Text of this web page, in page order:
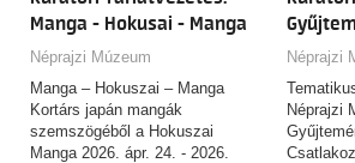
Manga - Hokusai - Manga
Néprajzi Múzeum
Manga – Hokuszai – Manga
Kortárs japán mangák
szemszögéből a Hokuszai
Manga 2026. ápr. 24. - 2026.
Néprajzi
Néprajzi